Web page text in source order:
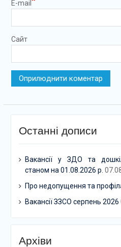
E-mail
Сайт
Останні дописи
Вакансії у ЗДО та
станом на 01.08.2026 р.
Про недопущення та
Вакансії ЗЗСО серпень 2026
Архіви